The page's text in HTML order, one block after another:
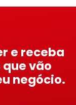
e receba
vão
negócio.